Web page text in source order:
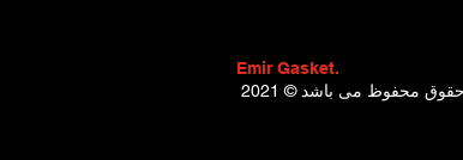
Emir Gasket.
کلیه حقوق محفوظ می باشد